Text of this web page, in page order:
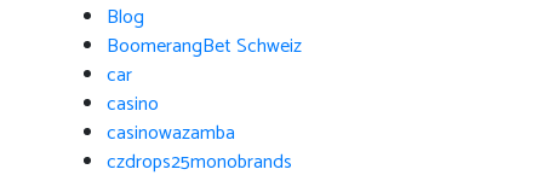
Blog
BoomerangBet Schweiz
car
casino
casinowazamba
czdrops25monobrands